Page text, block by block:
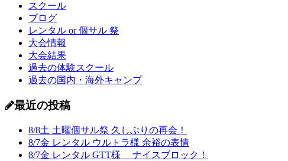
スクール
ブログ
レンタル or 個サル 祭
大会情報
大会結果
過去の体験スクール
過去の国内・海外キャンプ
最近の投稿
8/8土 土曜個サル祭 久しぶりの再会！
8/7金 レンタル ウルトラ様 余裕の表情
8/7金 レンタル GTT様 ナイスブロック！